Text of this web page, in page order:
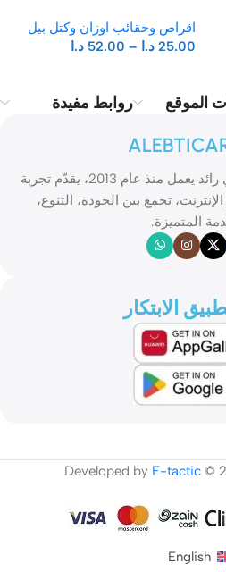
اقراص وحقائب اوزان وكتل بيل
25.00 د.ا –
52.00 د.ا
الموقع روابط مفيدة
الابتكار موقع تسوّق إلكتروني رائد يعمل منذ عام 2013، يقدّم تجربة
تجمع بين الجودة، التنوع،
المتميزة.
الابتكار
Developed by E-tactic©
English